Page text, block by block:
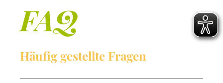
FAQ
Häufig gestellte Fragen